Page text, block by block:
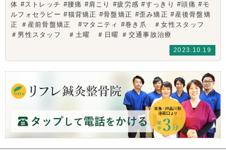
体 #ストレッチ #腰痛 #肩こり #疲労感 #すっきり #頭痛 #モ
ルフォセラピー #猫背矯正 #骨盤矯正 #歪み矯正 #産後骨盤矯
正 ＃産前骨盤矯正 #マタニティ #巻き爪 ＃女性スタッフ
＃男性スタッフ ＃土曜 ＃日曜 ＃交通事故治療
2023.10.19